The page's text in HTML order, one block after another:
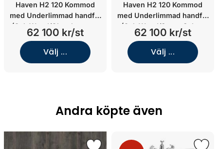
Haven H2 120 Kommod
med Underlimmad handfat
(Oak Wood/Glanshammar
White Silk/Underlimmat
mässing)
62 100 kr/st
Välj ...
Haven H2 120 Kommod
med Underlimmad handfat
(Oak Wood/Stone Select
Grey/Underlimmat
mässing)
62 100 kr/st
Välj ...
Andra köpte även